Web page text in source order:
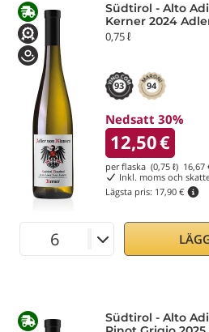
Südtirol - Alto
Kerner 2024
0,75 ℓ
93 94
Nedsatt 30%
12,50€
per flaska (0,75 ℓ) 16,67
Inkl. moms och
Lägsta pris: 17,90 €
Südtirol - Alto